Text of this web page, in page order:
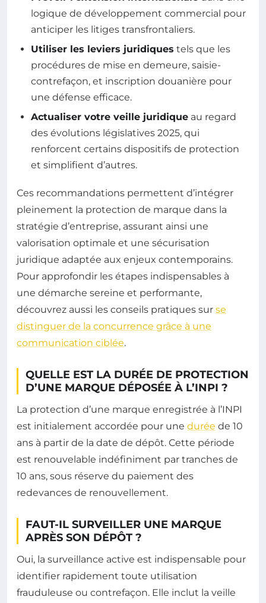
logique de développement commercial pour
anticiper les litiges transfrontaliers.
Utiliser les leviers juridiques tels que les
procédures de mise en demeure, saisie-
contrefaçon, et inscription douanière pour
une défense efficace.
Actualiser votre veille juridique au regard
des évolutions législatives 2025, qui
renforcent certains dispositifs de protection
et simplifient d’autres.
Ces recommandations permettent d’intégrer
pleinement la protection de marque dans la
stratégie d’entreprise, assurant ainsi une
valorisation optimale et une sécurisation
juridique adaptée aux enjeux contemporains.
Pour approfondir les étapes indispensables à
une démarche sereine et performante,
découvrez aussi les conseils pratiques sur se
distinguer de la concurrence grâce à une
communication ciblée.
QUELLE EST LA DURÉE DE PROTECTION
D’UNE MARQUE DÉPOSÉE À L’INPI ?
La protection d’une marque enregistrée à l’INPI
est initialement accordée pour une durée de 10
ans à partir de la date de dépôt. Cette période
est renouvelable indéfiniment par tranches de
10 ans, sous réserve du paiement des
redevances de renouvellement.
FAUT-IL SURVEILLER UNE MARQUE
APRÈS SON DÉPÔT ?
Oui, la surveillance active est indispensable pour
identifier rapidement toute utilisation
frauduleuse ou contrefaçon. Elle inclut la veille